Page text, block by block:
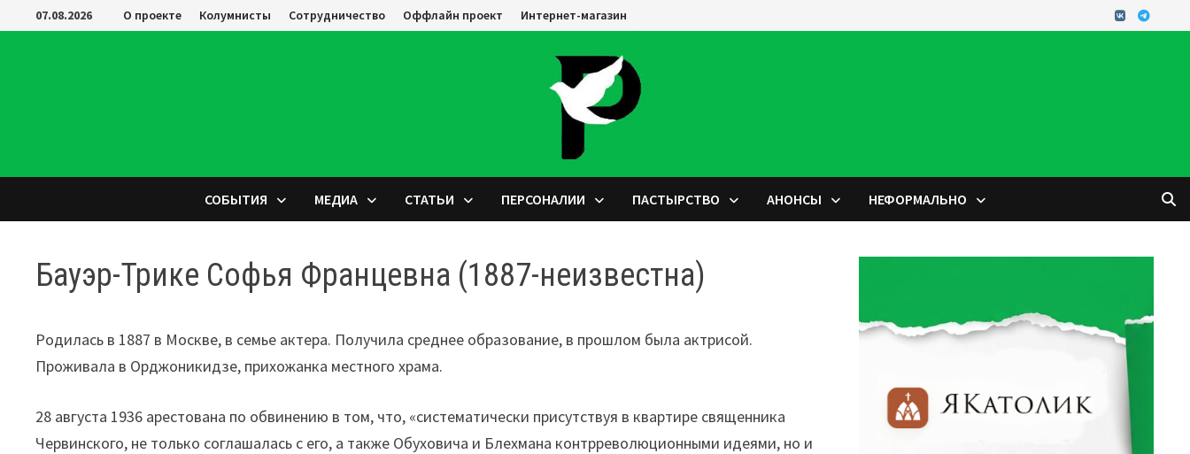
Перейти
к
07.08.2026 О проекте Колумнисты Сотрудничество Оффлайн проект Интернет-магазин
СОБЫТИЯ МЕДИА СТАТЬИ ПЕРСОНАЛИИ ПАСТЫРСТВО АНОНСЫ НЕФОРМАЛЬНО
Бауэр-Трике Софья Францевна (1887-неизвестна)
Родилась в 1887 в Москве, в семье актера. Получила среднее образование, в прошлом была актрисой.
Проживала в Орджоникидзе, прихожанка местного храма.
28 августа 1936 арестована по обвинению в том, что, «систематически присутствуя в квартире священника
Червинского, не только соглашалась с его, а также Обуховича и Блехмана контрреволюционными идеями, но и